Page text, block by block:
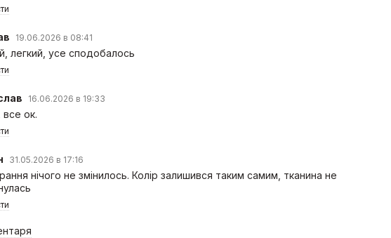
19.06.2026 в 08:41
легкий, усе сподобалось
16.06.2026 в 19:33
ок.
31.05.2026 в 17:16
нічого не змінилось. Колір залишився таким самим, тканина не